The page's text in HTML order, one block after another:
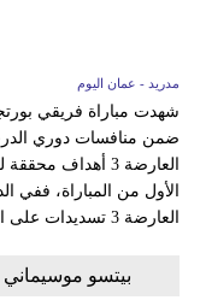
مدريد - عمان اليوم
شهدت مباراة فريقي
ضمن منافسات دوري
العارضة 3 تسديدات على التوالي من لاعبي...
بيتسو موسيماني